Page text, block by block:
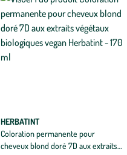
HERBATINT
Coloration permanente pour
cheveux blond doré 7D aux extraits